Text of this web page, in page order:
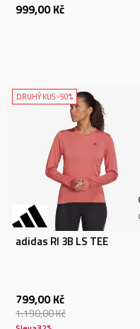
999,00 Kč
DRUHÝ KUS -50%
adidas RI 3B LS TEE
799,00 Kč
1.190,00Kč